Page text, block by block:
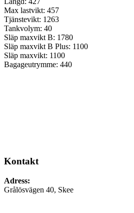
Max lastvikt: 457
Tjänstevikt: 1263
Tankvolym: 40
Släp maxvikt B: 1780
Släp maxvikt B Plus: 1100
Släp maxvikt: 1100
Bagageutrymme: 440
Kontakt
Adress:
Grålösvägen 40, Skee